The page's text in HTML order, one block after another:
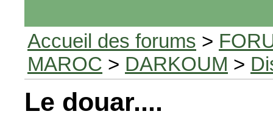
Accueil des forums >
MAROC > DARKOUM >
Le douar....